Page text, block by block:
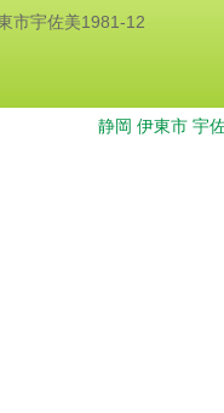
市宇佐美1981-12
静岡 伊東市 宇